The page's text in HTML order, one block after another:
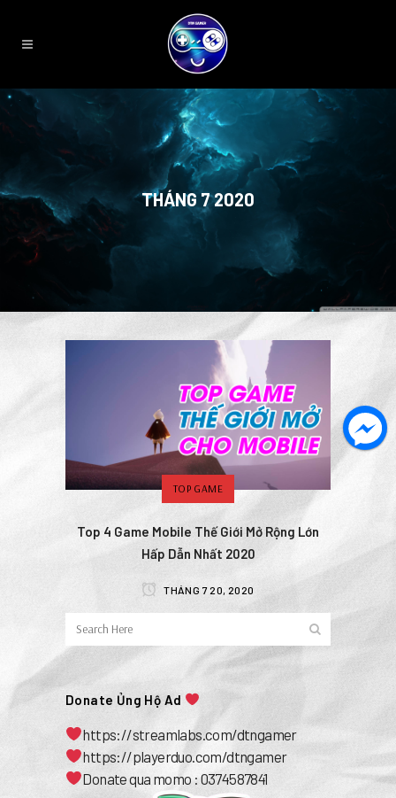
THÁNG 7 2020
TOP GAME
Top 4 Game Mobile Thế Giới Mở Rộng Lớn
Hấp Dẫn Nhất 2020
THÁNG 7 20, 2020
Donate Ủng Hộ Ad
https://streamlabs.com/dtngamer
https://playerduo.com/dtngamer
Donate qua momo : 0374587841